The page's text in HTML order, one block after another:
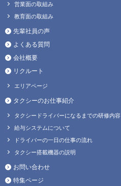
営業面の取組み
教育面の取組み
先輩社員の声
よくある質問
会社概要
リクルート
エリアページ
タクシーのお仕事紹介
タクシードライバーになるまでの研修内容
給与システムについて
ドライバーの一日の仕事の流れ
タクシー搭載機器の説明
お問い合わせ
特集ページ